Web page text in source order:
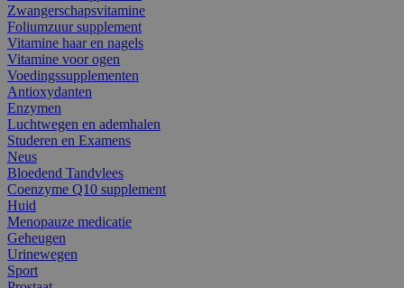
Zwangerschapsvitamine
Foliumzuur supplement
Vitamine haar en nagels
Vitamine voor ogen
Voedingssupplementen
Antioxydanten
Enzymen
Luchtwegen en ademhalen
Studeren en Examens
Neus
Bloedend Tandvlees
Coenzyme Q10 supplement
Huid
Menopauze medicatie
Geheugen
Urinewegen
Sport